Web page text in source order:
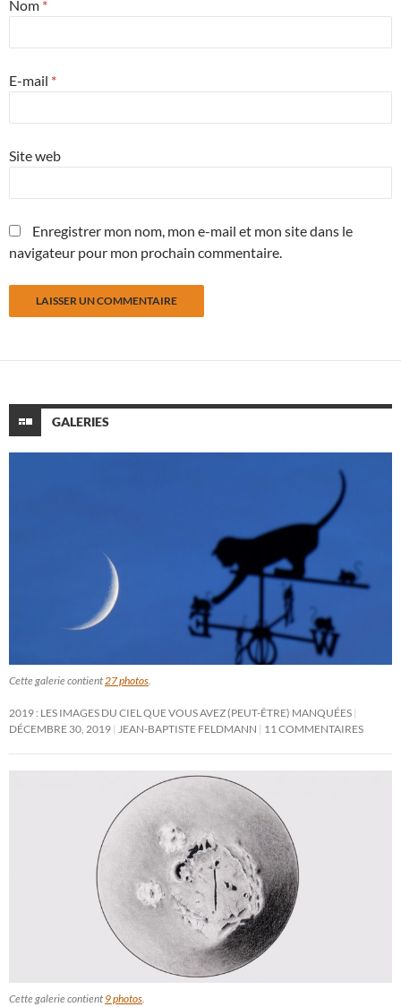
Nom *
E-mail *
Site web
Enregistrer mon nom, mon e-mail et mon site dans le
navigateur pour mon prochain commentaire.
GALERIES
Cette galerie contient27 photos.
2019 : LES IMAGES DU CIEL QUE VOUS AVEZ (PEUT-ÊTRE) MANQUÉES
DÉCEMBRE 30, 2019 JEAN-BAPTISTE FELDMANN 11 COMMENTAIRES
Cette galerie contient 9 photos.